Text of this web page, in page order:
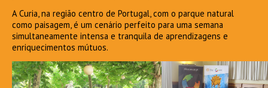
A Curia, na região centro de Portugal, com o parque natural
como paisagem, é um cenário perfeito para uma semana
simultaneamente intensa e tranquila de aprendizagens e
enriquecimentos mútuos.